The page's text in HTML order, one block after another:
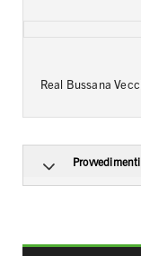
Real Bussana